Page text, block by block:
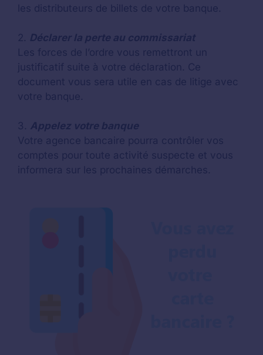
les distributeurs de billets de votre banque.
2. Déclarer la perte au commissariat
Les forces de l’ordre vous remettront un
justificatif suite à votre déclaration. Ce
document vous sera utile en cas de litige avec
votre banque.
3. Appelez votre banque
Votre agence bancaire pourra contrôler vos
comptes pour toute activité suspecte et vous
informera sur les prochaines démarches.